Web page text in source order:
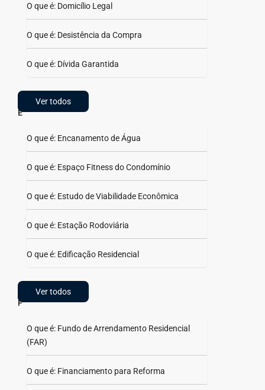
O que é: Domicílio Legal
O que é: Desistência da Compra
O que é: Dívida Garantida
Ver todos
E
O que é: Encanamento de Água
O que é: Espaço Fitness do Condomínio
O que é: Estudo de Viabilidade Econômica
O que é: Estação Rodoviária
O que é: Edificação Residencial
Ver todos
F
O que é: Fundo de Arrendamento Residencial
(FAR)
O que é: Financiamento para Reforma